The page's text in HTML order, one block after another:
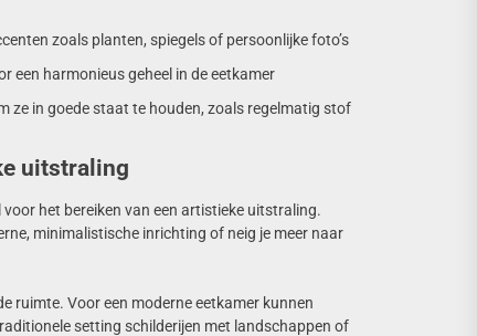
zoals planten, spiegels of persoonlijke foto’s
een harmonieus geheel in de eetkamer
ze in goede staat te houden, zoals regelmatig stof
uitstraling
het bereiken van een artistieke uitstraling.
minimalistische inrichting of neig je meer naar
ruimte. Voor een moderne eetkamer kunnen
setting schilderijen met landschappen of